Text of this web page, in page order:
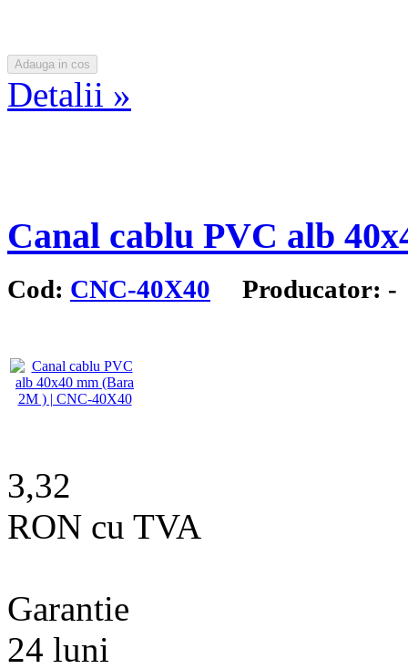
Detalii »
Canal cablu PVC alb
Cod: CNC-40X40 Producator: -
3,32
RON cu TVA
Garantie
24 luni